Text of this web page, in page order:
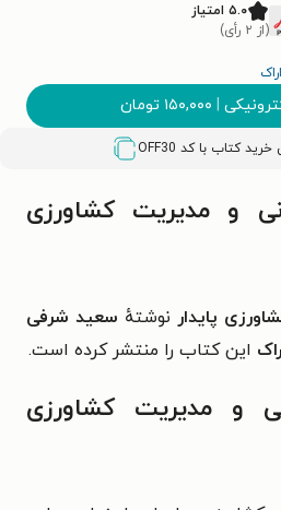
۵.۰ امتیاز
(از ۲ رأی)
| ۱۵۰,۰۰۰ تومان
OFF30
و مدیریت کشاورزی
پایدار نوشتهٔ سعید شرفی
این کتاب را منتشر کرده است.
و مدیریت کشاورزی